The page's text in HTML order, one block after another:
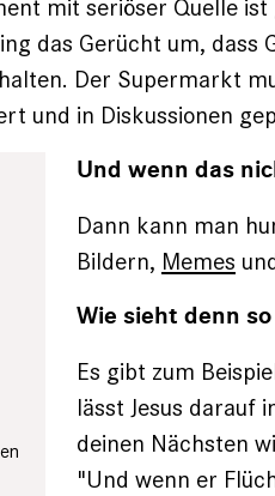
mit seriöser Quelle
das Gerücht um,
Der Supermarkt
und in Diskussionen
Und wenn das
Dann kann man
Bildern, Memes
Wie sieht denn
Es gibt zum
lässt Jesus darauf
deinen Nächsten
"Und wenn er